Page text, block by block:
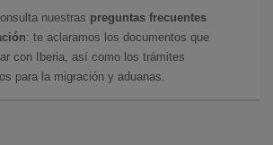
nuestras preguntas frecuentes
: te aclaramos los documentos que
con Iberia, así como los trámites
para la migración y aduanas.